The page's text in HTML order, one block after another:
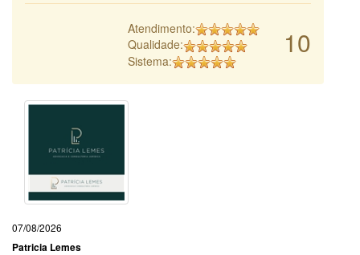
10
Atendimento:
Qualidade:
Sistema:
07/08/2026
Patricia Lemes